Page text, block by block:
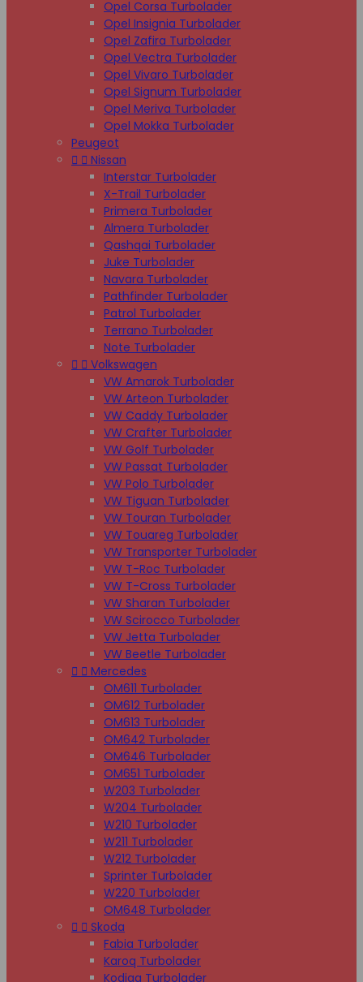
Opel Corsa Turbolader
Opel Insignia Turbolader
Opel Zafira Turbolader
Opel Vectra Turbolader
Opel Vivaro Turbolader
Opel Signum Turbolader
Opel Meriva Turbolader
Opel Mokka Turbolader
Peugeot
  Nissan
Interstar Turbolader
X-Trail Turbolader
Primera Turbolader
Almera Turbolader
Qashqai Turbolader
Juke Turbolader
Navara Turbolader
Pathfinder Turbolader
Patrol Turbolader
Terrano Turbolader
Note Turbolader
  Volkswagen
VW Amarok Turbolader
VW Arteon Turbolader
VW Caddy Turbolader
VW Crafter Turbolader
VW Golf Turbolader
VW Passat Turbolader
VW Polo Turbolader
VW Tiguan Turbolader
VW Touran Turbolader
VW Touareg Turbolader
VW Transporter Turbolader
VW T-Roc Turbolader
VW T-Cross Turbolader
VW Sharan Turbolader
VW Scirocco Turbolader
VW Jetta Turbolader
VW Beetle Turbolader
  Mercedes
OM611 Turbolader
OM612 Turbolader
OM613 Turbolader
OM642 Turbolader
OM646 Turbolader
OM651 Turbolader
W203 Turbolader
W204 Turbolader
W210 Turbolader
W211 Turbolader
W212 Turbolader
Sprinter Turbolader
W220 Turbolader
OM648 Turbolader
  Skoda
Fabia Turbolader
Karoq Turbolader
Kodiaq Turbolader